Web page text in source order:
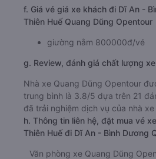
f. Giá vé giá xe khách đi Dĩ An -
Thiên Huế Quang Dũng Opentour
giường nằm 800000đ/vé
g. Review, đánh giá chất lượng
Nhà xe Quang Dũng Opentour
trung bình là 3.8/5 dựa trên 21
đã trải nghiệm dịch vụ của nhà xe
h. Thông tin liên hệ, đặt mua vé
Thiên Huế đi Dĩ An - Bình Dương
Văn phòng xe Quang Dũng